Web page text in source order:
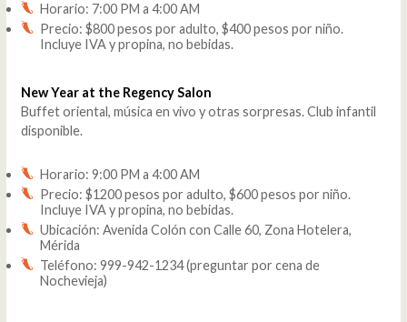
Horario: 7:00 PM a 4:00 AM
Precio: $800 pesos por adulto, $400 pesos por niño.
Incluye IVA y propina, no bebidas.
New Year at the Regency Salon
Buffet oriental, música en vivo y otras sorpresas. Club infantil
disponible.
Horario: 9:00 PM a 4:00 AM
Precio: $1200 pesos por adulto, $600 pesos por niño.
Incluye IVA y propina, no bebidas.
Ubicación: Avenida Colón con Calle 60, Zona Hotelera,
Mérida
Teléfono: 999-942-1234 (preguntar por cena de
Nochevieja)